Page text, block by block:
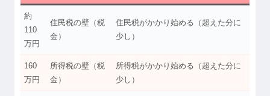
約
110
万円
住民税の壁（税
金）
住民税がかかり始める（超えた分に
少し）
160
万円
所得税の壁（税
金）
所得税がかかり始める（超えた分に
少し）